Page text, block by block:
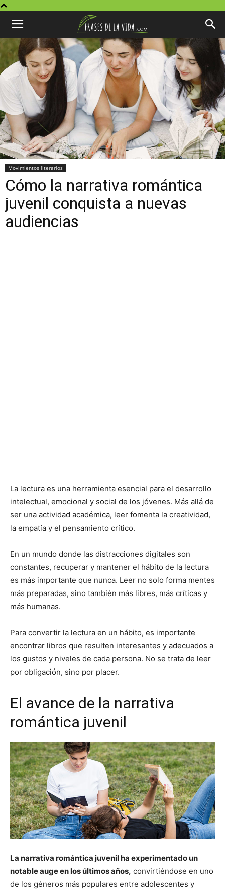
Movimientos literarios
Cómo la narrativa romántica
juvenil conquista a nuevas
audiencias
La lectura es una herramienta esencial para el desarrollo
intelectual, emocional y social de los jóvenes. Más allá de
ser una actividad académica, leer fomenta la creatividad,
la empatía y el pensamiento crítico.
En un mundo donde las distracciones digitales son
constantes, recuperar y mantener el hábito de la lectura
es más importante que nunca. Leer no solo forma mentes
más preparadas, sino también más libres, más críticas y
más humanas.
Para convertir la lectura en un hábito, es importante
encontrar libros que resulten interesantes y adecuados a
los gustos y niveles de cada persona. No se trata de leer
por obligación, sino por placer.
El avance de la narrativa
romántica juvenil
La narrativa romántica juvenil ha experimentado un
notable auge en los últimos años, convirtiéndose en uno
de los géneros más populares entre adolescentes y